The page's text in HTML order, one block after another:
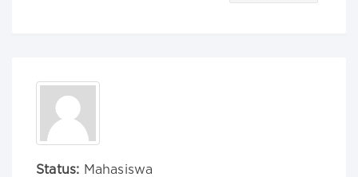
Status: Mahasiswa